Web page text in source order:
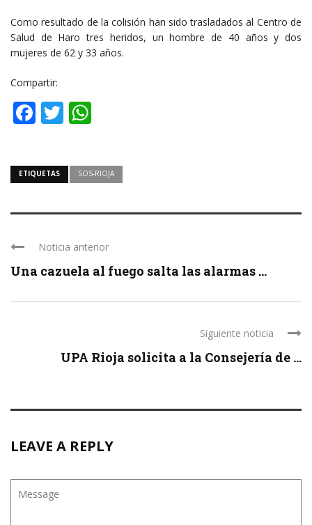
Como resultado de la colisión han sido trasladados al Centro de
Salud de Haro tres heridos, un hombre de 40 años y dos
mujeres de 62 y 33 años.
Compartir:
Facebook
Twitter
ETIQUETAS SOS-RIOJA
Noticia anterior
Una cazuela al fuego salta las alarmas ...
Siguiente noticia
UPA Rioja solicita a la Consejería de ...
LEAVE A REPLY